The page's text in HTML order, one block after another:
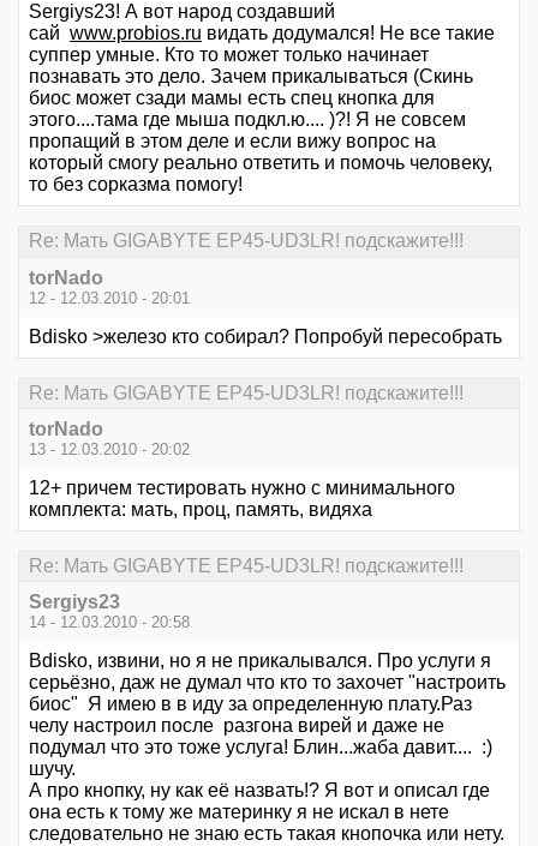
Sergiys23! А вот народ создавший
сай www.probios.ru видать додумался! Не все такие
суппер умные. Кто то может только начинает
познавать это дело. Зачем прикалываться (Скинь
биос может сзади мамы есть спец кнопка для
этого....тама где мыша подкл.ю.... )?! Я не совсем
пропащий в этом деле и если вижу вопрос на
который смогу реально ответить и помочь человеку,
то без сорказма помогу!
Re: Мать GIGABYTE EP45-UD3LR! подскажите!!!
torNado
12 - 12.03.2010 - 20:01
Bdisko >железо кто собирал? Попробуй пересобрать
Re: Мать GIGABYTE EP45-UD3LR! подскажите!!!
torNado
13 - 12.03.2010 - 20:02
12+ причем тестировать нужно с минимального
комплекта: мать, проц, память, видяха
Re: Мать GIGABYTE EP45-UD3LR! подскажите!!!
Sergiys23
14 - 12.03.2010 - 20:58
Bdisko, извини, но я не прикалывался. Про услуги я
серьёзно, даж не думал что кто то захочет "настроить
биос" Я имею в в иду за определенную плату.Раз
челу настроил после разгона вирей и даже не
подумал что это тоже услуга! Блин...жаба давит.... :)
шучу.
А про кнопку, ну как её назвать!? Я вот и описал где
она есть к тому же материнку я не искал в нете
следовательно не знаю есть такая кнопочка или нету.